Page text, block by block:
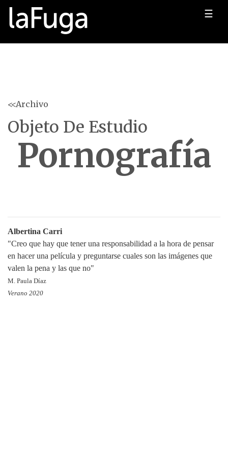
☰
<<Archivo
Objeto De Estudio
Pornografía
Albertina Carri
"Creo que hay que tener una responsabilidad a la hora de pensar
en hacer una película y preguntarse cuales son las imágenes que
valen la pena y las que no"
M. Paula Díaz
Verano 2020